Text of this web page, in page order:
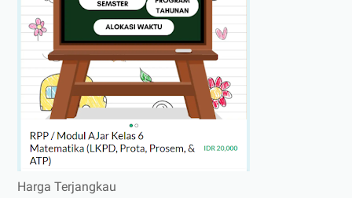
Harga Terjangkau